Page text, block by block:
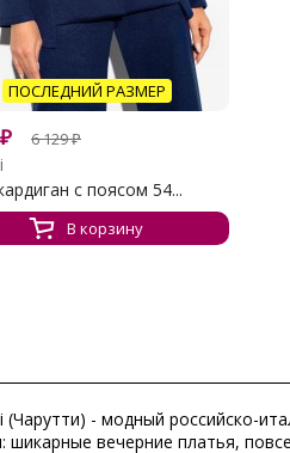
ПОСЛЕДНИЙ РАЗМЕР
₽ 6 129₽
с поясом 54...
В корзину
(Чарутти) - модный российско-
шикарные вечерние платья,